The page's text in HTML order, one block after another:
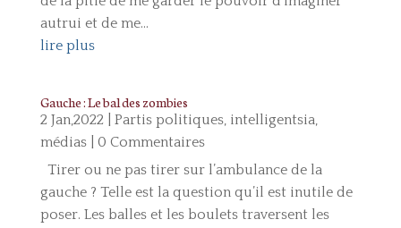
autrui et de me...
lire plus
Gauche : Le bal des zombies
2 Jan,2022| Partis politiques, intelligentsia,
médias| 0 Commentaires
Tirer ou ne pas tirer sur l’ambulance de la
gauche ? Telle est la question qu’il est inutile de
poser. Les balles et les boulets traversent les